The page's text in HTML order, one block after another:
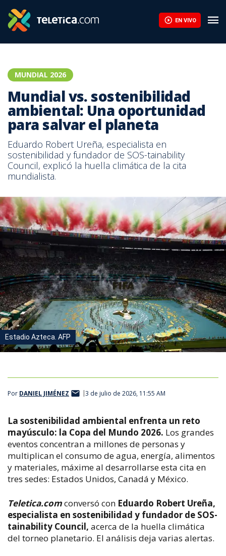
EN VIVO
MUNDIAL 2026
Mundial vs. sostenibilidad
ambiental: Una oportunidad
para salvar el planeta
Eduardo Robert Ureña, especialista en
sostenibilidad y fundador de SOS-tainability
Council, explicó la huella climática de la cita
mundialista.
Estadio Azteca. AFP
Por DANIEL JIMÉNEZ 3 de julio de 2026, 11:55 AM
La sostenibilidad ambiental enfrenta un reto
mayúsculo: la Copa del Mundo 2026. Los grandes
eventos concentran a millones de personas y
multiplican el consumo de agua, energía, alimentos
y materiales, máxime al desarrollarse esta cita en
tres sedes: Estados Unidos, Canadá y México.
Teletica.comconversó con Eduardo Robert Ureña,
especialista en sostenibilidad y fundador de SOS-
tainability Council, acerca de la huella climática
del torneo planetario. El análisis deja varias alertas.